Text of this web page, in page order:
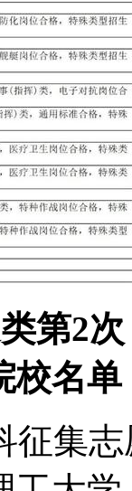
第2
校名单
征集